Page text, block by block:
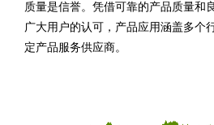
质量是信誉。凭借可靠的产品质量和
广大用户的认可，产品应用涵盖多个
定产品服务供应商。